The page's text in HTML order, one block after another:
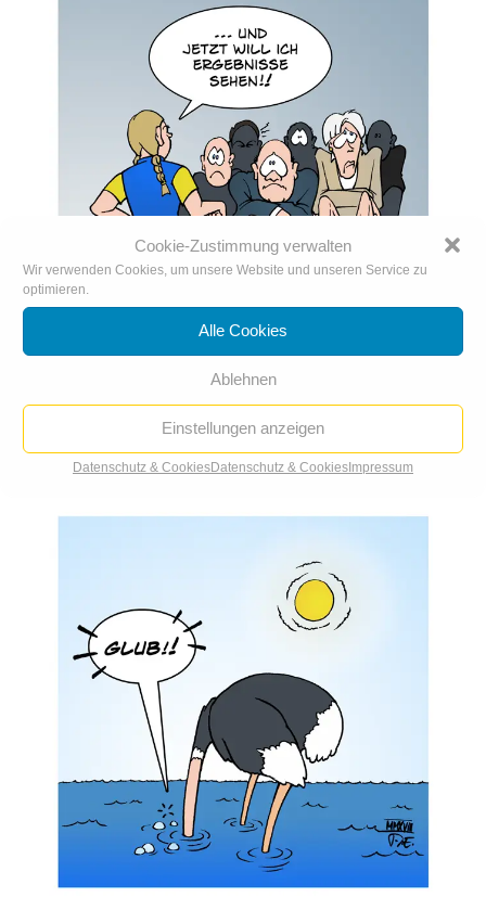
Cookie-Zustimmung verwalten
Wir verwenden Cookies, um unsere Website und unseren Service zu
optimieren.
Alle Cookies
Ablehnen
Einstellungen anzeigen
Datenschutz & CookiesDatenschutz & CookiesImpressum
Neulich in Davos: Auf den Pott gesetzt